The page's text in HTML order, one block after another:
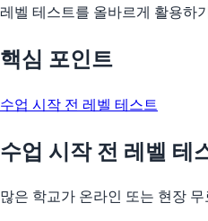
레벨 테스트를 올바르게 활용하
핵심 포인트
수업 시작 전 레벨 테스트
수업 시작 전 레벨 테
많은 학교가 온라인 또는 현장